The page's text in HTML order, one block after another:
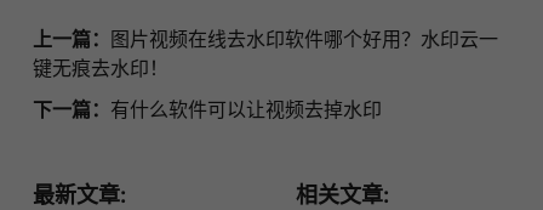
上一篇： 图片视频在线去水印软件哪个好用？水印云一
键无痕去水印！
下一篇： 有什么软件可以让视频去掉水印
最新文章: 相关文章: